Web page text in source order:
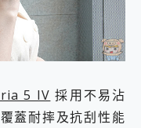
5 IV 採用不易沾
蓋耐摔及抗刮性能